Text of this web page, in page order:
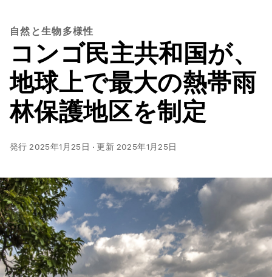
自然と生物多様性
コンゴ民主共和国が、
地球上で最大の熱帯雨
林保護地区を制定
発行2025年1月25日 ·更新 2025年1月25日